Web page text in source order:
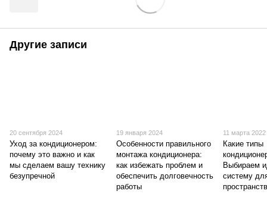
Другие записи
20 сентября 2024
Уход за кондиционером:
почему это важно и как
мы сделаем вашу технику
безупречной
19 января 2024
Особенности правильного
монтажа кондиционера:
как избежать проблем и
обеспечить долговечность
работы
11 марта 2022
Какие типы
Выбираем
систему